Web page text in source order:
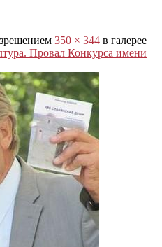
350 × 344 в галерее
Провал Конкурса имени